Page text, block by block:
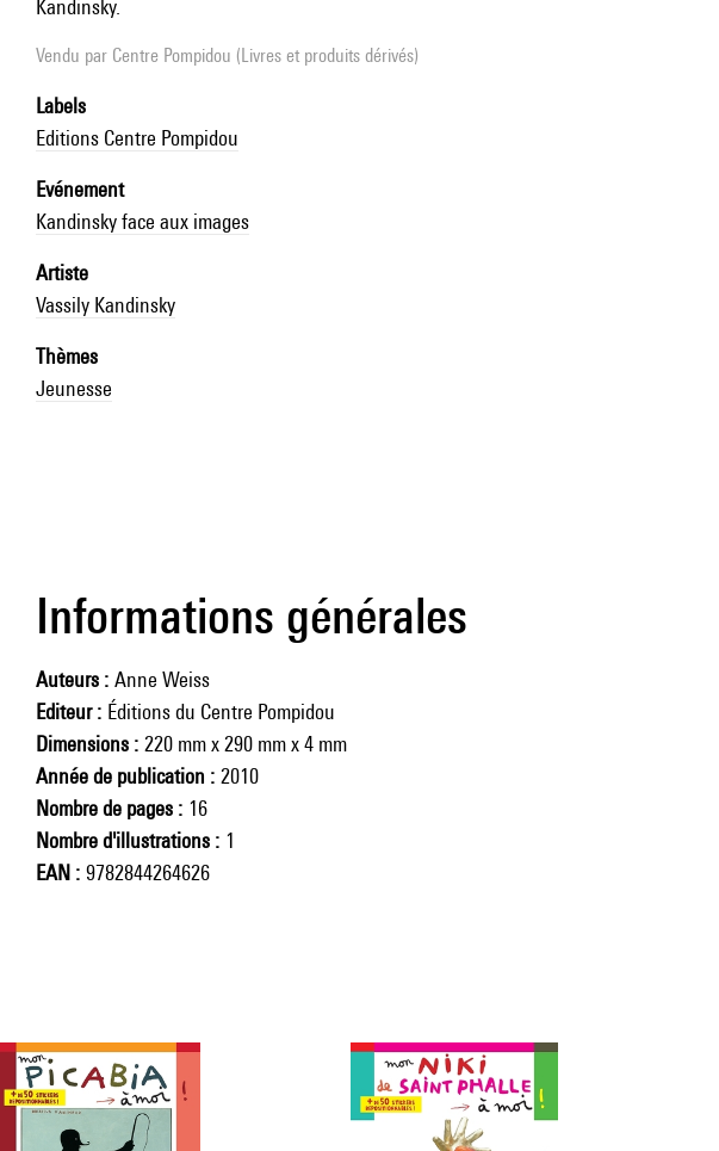
Kandinsky.
Vendu par Centre Pompidou (Livres et produits dérivés)
Labels
Editions Centre Pompidou
Evénement
Kandinsky face aux images
Artiste
Vassily Kandinsky
Thèmes
Jeunesse
Informations générales
Auteurs
Anne Weiss
Editeur
Éditions du Centre Pompidou
Dimensions
220 mm x 290 mm x 4 mm
Année de publication
2010
Nombre de pages
16
Nombre d'illustrations
1
EAN
9782844264626